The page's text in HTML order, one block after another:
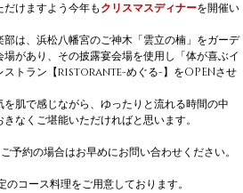
けますよう今年もクリスマスディナーを開催い
は、浜松八幡宮のご神木「雲立の楠」をガーデ
があり、その披露宴会場を使用し「体が喜ぶイ
ストラン【ristorante-めぐる-】をOPENさせ
肌で感じながら、ゆったりと流れる時間の中
なくご堪能いただければと思います。
予約の場合はお早めにお問い合わせください。
コース料理をご用意しております。